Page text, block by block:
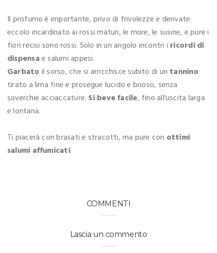
Il profumo è importante, privo di frivolezze e derivate:
eccolo incardinato ai rossi maturi, le more, le susine, e pure i
fiori recisi sono rossi. Solo in un angolo incontri i ricordi di
dispensae salumi appesi.
Garbato il sorso, che si arricchisce subito di un tannino
tirato a lima fine e prosegue lucido e brioso, senza
soverchie acciaccature. Si beve facile, fino all'uscita larga
e lontana.
Ti piacerà con brasati e stracotti, ma pure con ottimi
salumi affumicati.
COMMENTI
Lascia un commento